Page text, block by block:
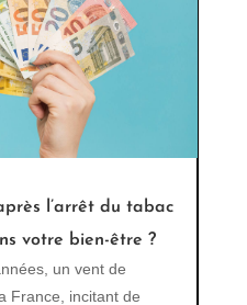
l’arrêt du tabac
votre bien-être ?
un vent de
France, incitant de